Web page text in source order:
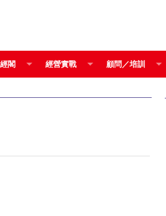
閣 經營實戰 顧問／培訓